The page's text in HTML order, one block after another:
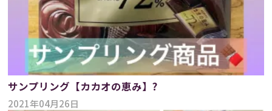
サンプリング【カカオの恵み】?
2021年04月26日